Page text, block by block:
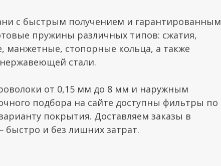
с быстрым получением и гарантированным
пружины различных типов: сжатия,
манжетные, стопорные кольца, а также
стали.
от 0,15 мм до 8 мм и наружным
подбора на сайте доступны фильтры по
покрытия. Доставляем заказы в
быстро и без лишних затрат.